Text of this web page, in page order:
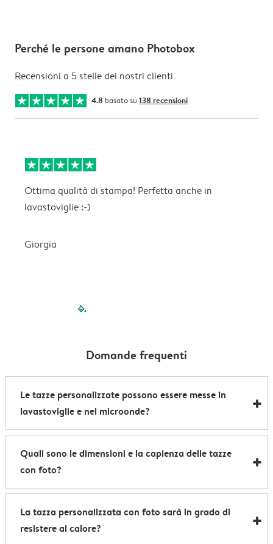
Perché le persone amano Photobox
Recensioni a 5 stelle dei nostri clienti
4.8 basato su 138 recensioni
Ottima qualità di stampa! Perfetta anche in
lavastoviglie :-)
Giorgia
filled-pagination
Domande frequenti
Le tazze personalizzate possono essere messe in
lavastoviglie e nel microonde?
Le nostre mug personalizzate possono essere
utilizzate sia nel microonde che nella lavastoviglie.
L'unica eccezione sono le nostre
possono essere messe nel microonde, ma devono
Quali sono le dimensioni e la capienza delle tazze
con foto?
Le nostre tazze misurano 8,2 x 9,5 cm e hanno una
capienza massima di 285 ml: le dimensioni perfette
per gustarti una piacevole bevanda calda nella tua
La tazza personalizzata con foto sarà in grado di
resistere al calore?